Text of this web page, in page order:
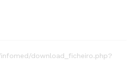
download_ficheiro.php?